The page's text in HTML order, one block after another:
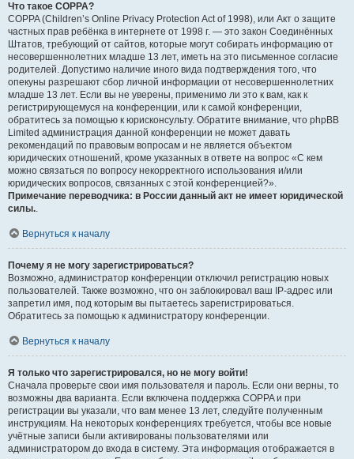
Что такое COPPA?
COPPA (Children’s Online Privacy Protection Act of 1998), или Акт о защите
частных прав ребёнка в интернете от 1998 г. — это закон Соединённых
Штатов, требующий от сайтов, которые могут собирать информацию от
несовершеннолетних младше 13 лет, иметь на это письменное согласие
родителей. Допустимо наличие иного вида подтверждения того, что
опекуны разрешают сбор личной информации от несовершеннолетних
младше 13 лет. Если вы не уверены, применимо ли это к вам, как к
регистрирующемуся на конференции, или к самой конференции,
обратитесь за помощью к юрисконсульту. Обратите внимание, что phpBB
Limited администрация данной конференции не может давать
рекомендаций по правовым вопросам и не является объектом
юридических отношений, кроме указанных в ответе на вопрос «С кем
можно связаться по вопросу некорректного использования и/или
юридических вопросов, связанных с этой конференцией?».
Примечание переводчика: в России данный акт не имеет юридической
силы..
Вернуться к началу
Почему я не могу зарегистрироваться?
Возможно, администратор конференции отключил регистрацию новых
пользователей. Также возможно, что он заблокировал ваш IP-адрес или
запретил имя, под которым вы пытаетесь зарегистрироваться.
Обратитесь за помощью к администратору конференции.
Вернуться к началу
Я только что зарегистрировался, но не могу войти!
Сначала проверьте свои имя пользователя и пароль. Если они верны, то
возможны два варианта. Если включена поддержка COPPA и при
регистрации вы указали, что вам менее 13 лет, следуйте полученным
инструкциям. На некоторых конференциях требуется, чтобы все новые
учётные записи были активированы пользователями или
администратором до входа в систему. Эта информация отображается в